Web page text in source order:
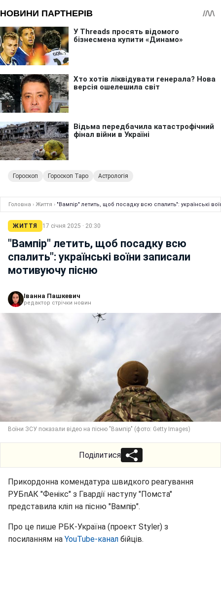
Гороскоп Гороскоп Таро Астрологія
Головна › Життя › "Вампір" летить, щоб посадку всю спалить": українські
ЖИТТЯ 17 січня 2025 · 20:30
"Вампір" летить, щоб посадку всю
спалить": українські воїни записали
мотивуючу пісню
Іванна Пашкевич
редактор стрічки новин
Воїни ЗСУ показали відео на пісню "Вампір" (фото: Getty Images)
Поділитися
Прикордонна комендатура швидкого реагування
РУБпАК "Фенікс" з Гвардії наступу "Помста"
представила кліп на пісню "Вампір".
Про це пише РБК-Україна (проект Styler) з
посиланням на YouTube-канал бійців.